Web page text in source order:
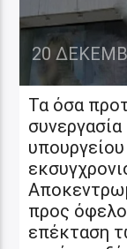
20
Τα όσα
προς
επέκταση